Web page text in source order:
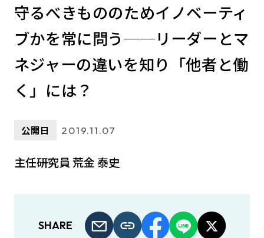
守るべきもののためイノベーティ
ブかを常に問う──リーダーとマ
ネジャーの違いを知り「他者と働
く」には？
公開日 2019.11.07
主任研究員 荒金 泰史
SHARE